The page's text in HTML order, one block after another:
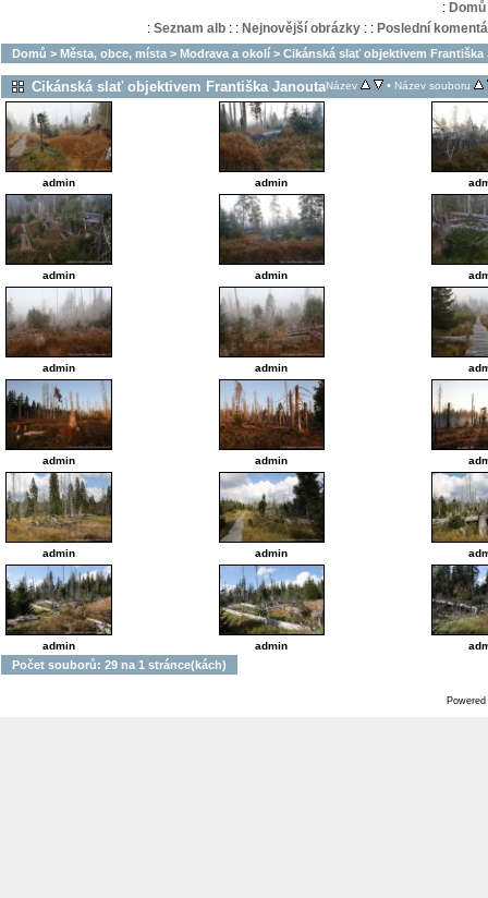
: Domů
: Seznam alb: : Nejnovější obrázky: : Poslední
Domů > Města, obce, místa > Modrava a okolí > Cikánská slať objektivem Františka
Cikánská slať objektivem Františka JanoutaNázev • Název souboru
admin admin
admin admin
admin admin
admin admin
admin admin
admin admin
Počet souborů: 29 na 1 stránce(kách)